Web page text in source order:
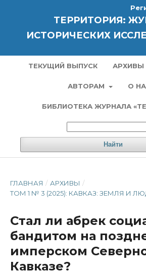
ТЕРРИТОРИЯ:
ИСТОРИЧЕСКИХ
ТЕКУЩИЙ ВЫПУСК АРХИВЫ
АВТОРАМ О
БИБЛИОТЕКА ЖУРНАЛА
Найти
ГЛАВНАЯ / АРХИВЫ /
ТОМ 1 № 3 (2025): КАВКАЗ: ЗЕМЛЯ И
Стал ли абрек
бандитом на
имперском
Кавказе?